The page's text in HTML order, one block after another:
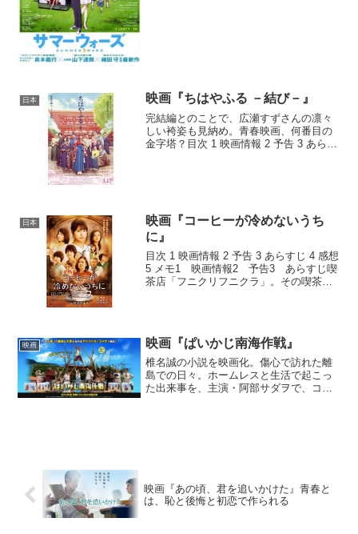
日本 映画『ちはやふる －結び－』
完結編とのことで、広瀬すずさんの凛々
しい袴姿も見納め。青春映画、何番目の
金字塔？目次 1 映画情報 2 予告 3 あらす
日本
映画『コーヒーが冷めないうち
に』
目次 1 映画情報 2 予告 3 あらすじ 4 感想
5 メモ1 映画情報2 予告3 あらすじ喫
茶店「フニクリフニクラ」。その喫茶店
映画 映画『ぱいかじ南海作戦』
椎名誠の小説を映画化。傷心で訪れた離
島での日々。ホームレスと生活で起こっ
た出来事を、主演・阿部サダヲで、コメ
映画『あの頃、君を追いかけた』青春と
は、恥と後悔と初恋で作られる